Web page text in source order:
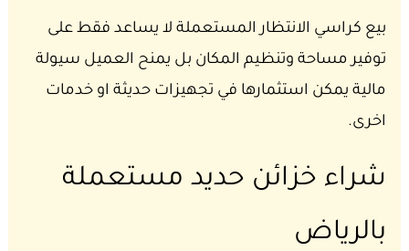
بيع كراسي الانتظار المستعملة لا يساعد فقط على
توفير مساحة وتنظيم المكان بل يمنح العميل سيولة
مالية يمكن استثمارها في تجهيزات حديثة او خدمات
اخرى.
شراء خزائن حديد مستعملة
بالرياض